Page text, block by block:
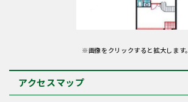
※画像をクリックすると拡大します。
アクセスマップ